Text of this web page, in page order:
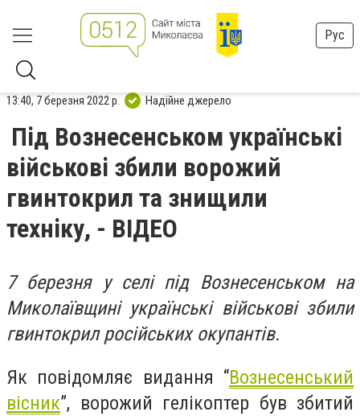
Рус
13:40, 7 березня 2022 р. Надійне джерело
Під Вознесенськом українські
військові збили ворожий
гвинтокрил та знищили
техніку, - ВІДЕО
7 березня у селі під Вознесенськом на
Миколаївщині українські військові збили
гвинтокрил російських окупантів.
Як повідомляє видання “Вознесенський
вісник”, ворожий гелікоптер був збитий